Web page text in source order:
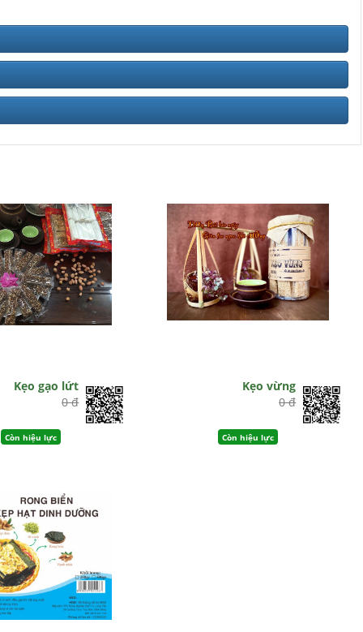
Kẹo gạo lứt
0 đ
Còn hiệu lực
Kẹo vừng
0 đ
Còn hiệu lực